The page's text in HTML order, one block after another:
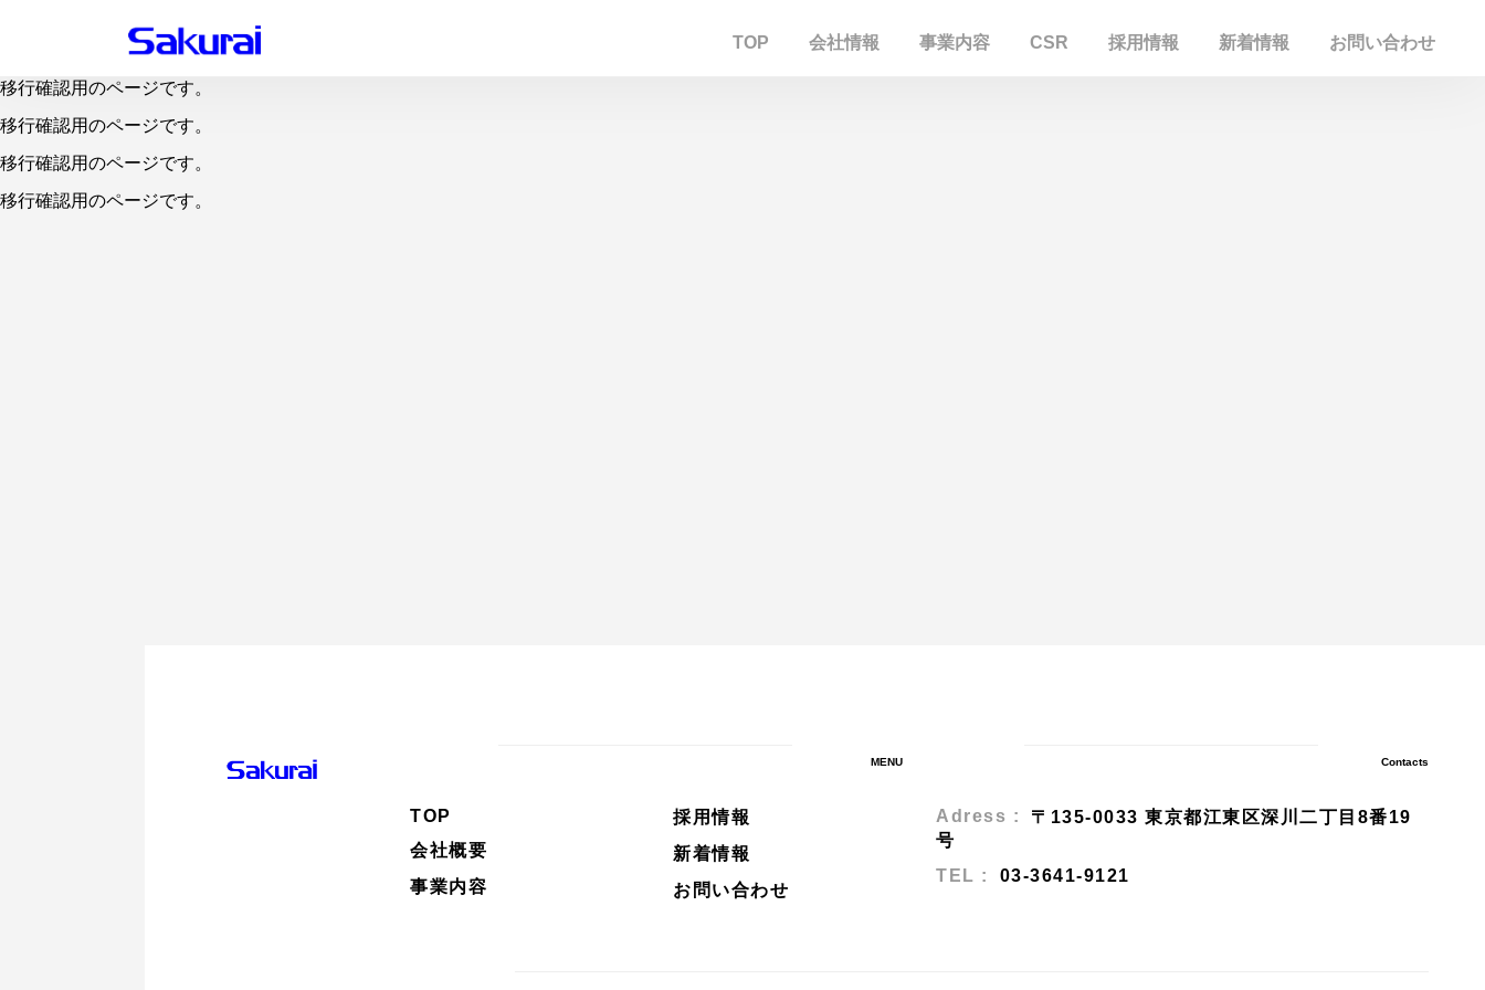
TOP 会社情報 事業内容 CSR 採用情報 新着情報 お問い合わせ
移行確認用のページです。
移行確認用のページです。
移行確認用のページです。
移行確認用のページです。
移行確認用のページです。
MENU
TOP
会社概要
事業内容
採用情報
新着情報
お問い合わせ
Contacts
Adress :
〒135-0033 東京都江東区深川二丁目8番19
号
TEL :
03-3641-9121